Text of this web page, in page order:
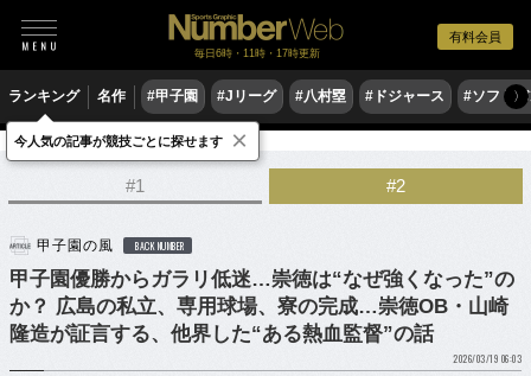
有料会員
毎日6時・11時・17時更新
ランキング 名作 #甲子園 #Jリーグ #八村塁 #ドジャース #ソフト〉
野球 高校野球
#1 #2
甲子園の風 BACK NUMBER
甲子園優勝からガラリ低迷…崇徳は“なぜ強くなった”の
か？ 広島の私立、専用球場、寮の完成…崇徳OB・山崎
隆造が証言する、他界した“ある熱血監督”の話
2026/03/19 06:03
今人気の記事が競技ごとに探せます ×